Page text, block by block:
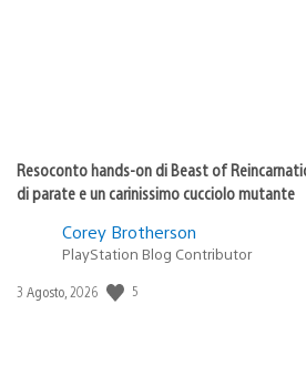
Resoconto hands-on di Beast of
di parate e un carinissimo cucciolo mutante
Corey Brotherson
PlayStation Blog Contributor
Data
3 Agosto, 2026 5